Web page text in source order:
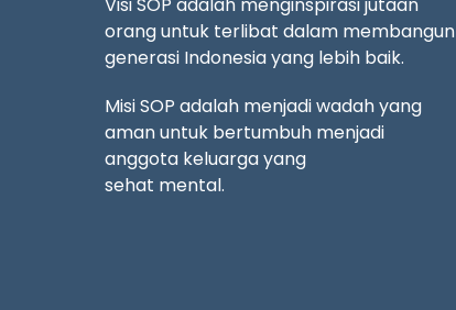
orang untuk terlibat dalam membangun
generasi Indonesia yang lebih baik.
Misi SOP adalah menjadi wadah yang
aman untuk bertumbuh menjadi
anggota keluarga yang
sehat mental.